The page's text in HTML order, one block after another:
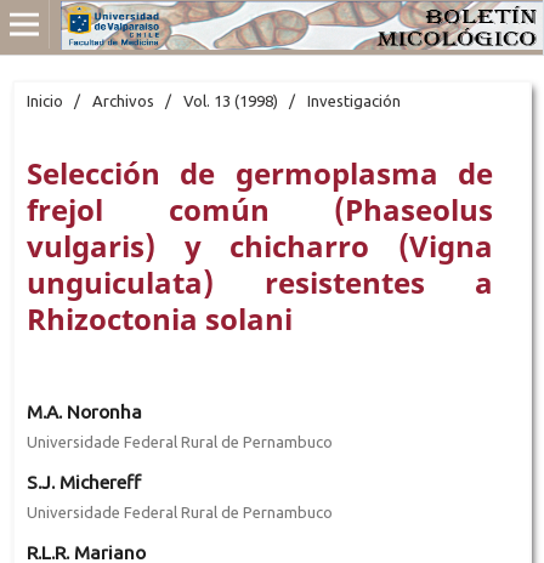
Inicio / Archivos / Vol. 13 (1998) / Investigación
Selección de germoplasma de
frejol común (Phaseolus
vulgaris) y chicharro (Vigna
unguiculata) resistentes a
Rhizoctonia solani
M.A. Noronha
Universidade Federal Rural de Pernambuco
S.J. Michereff
Universidade Federal Rural de Pernambuco
R.L.R. Mariano